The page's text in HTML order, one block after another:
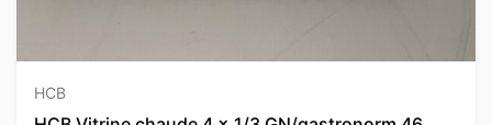
HCB